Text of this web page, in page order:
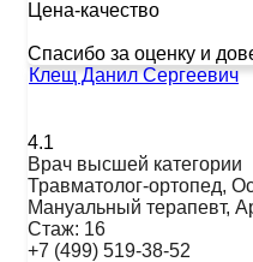
Цена-качество
Спасибо за оценку и
Клещ Данил Сергеевич
4.1
Врач высшей категории
Травматолог-ортопед,
Мануальный терапевт,
Стаж: 16
+7 (499) 519-38-52